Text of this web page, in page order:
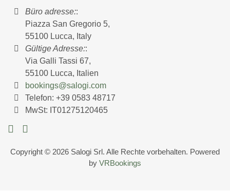
Büro adresse::
Piazza San Gregorio 5,
55100 Lucca, Italy
Gültige Adresse::
Via Galli Tassi 67,
55100 Lucca, Italien
bookings@salogi.com
Telefon:+39 0583 48717
MwSt: IT01275120465
Copyright © 2026 Salogi Srl. Alle Rechte vorbehalten. Powered
by VRBookings